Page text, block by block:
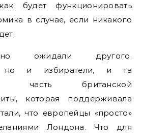
будет функционировать
в случае, если никакого
ожидали другого.
но и избиратели, и та
часть британской
которая поддерживала
что европейцы «просто»
Лондона. Что для